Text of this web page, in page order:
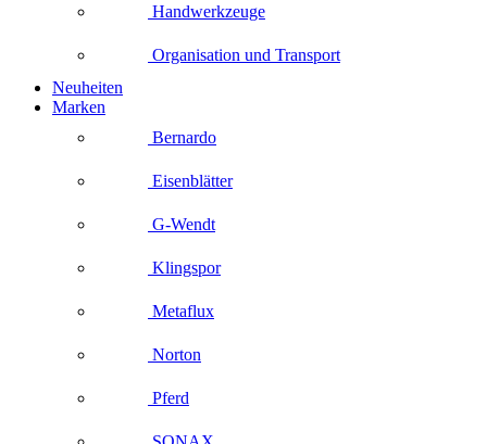
Handwerkzeuge
Organisation und Transport
Neuheiten
Marken
Bernardo
Eisenblätter
G-Wendt
Klingspor
Metaflux
Norton
Pferd